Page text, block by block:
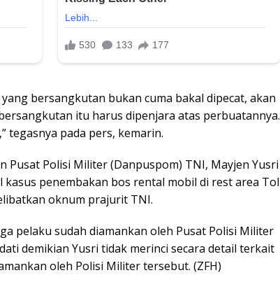
bersangkutan bukan cuma bakal dipecat, akan
itu harus dipenjara atas perbuatannya.
tegasnya pada pers, kemarin.
Pusat Polisi Militer (Danpuspom) TNI, Mayjen Yusri
penembakan bos rental mobil di rest area Tol
oknum prajurit TNI.
pelaku sudah diamankan oleh Pusat Polisi Militer
demikian Yusri tidak merinci secara detail terkait
oleh Polisi Militer tersebut. (ZFH)